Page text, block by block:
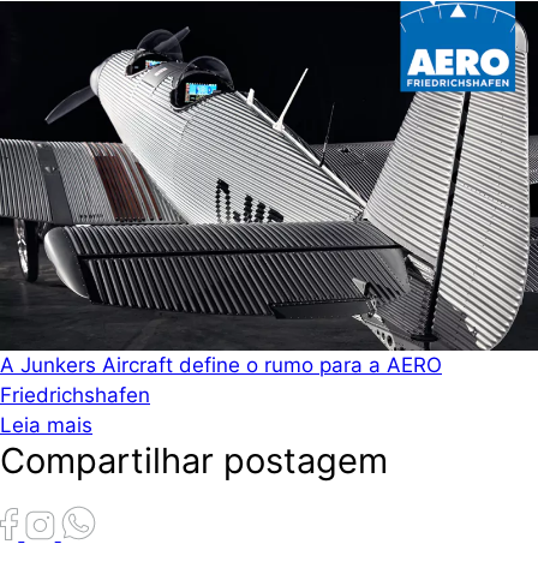
A Junkers Aircraft define o rumo para a AERO
Friedrichshafen
Leia mais
Compartilhar postagem